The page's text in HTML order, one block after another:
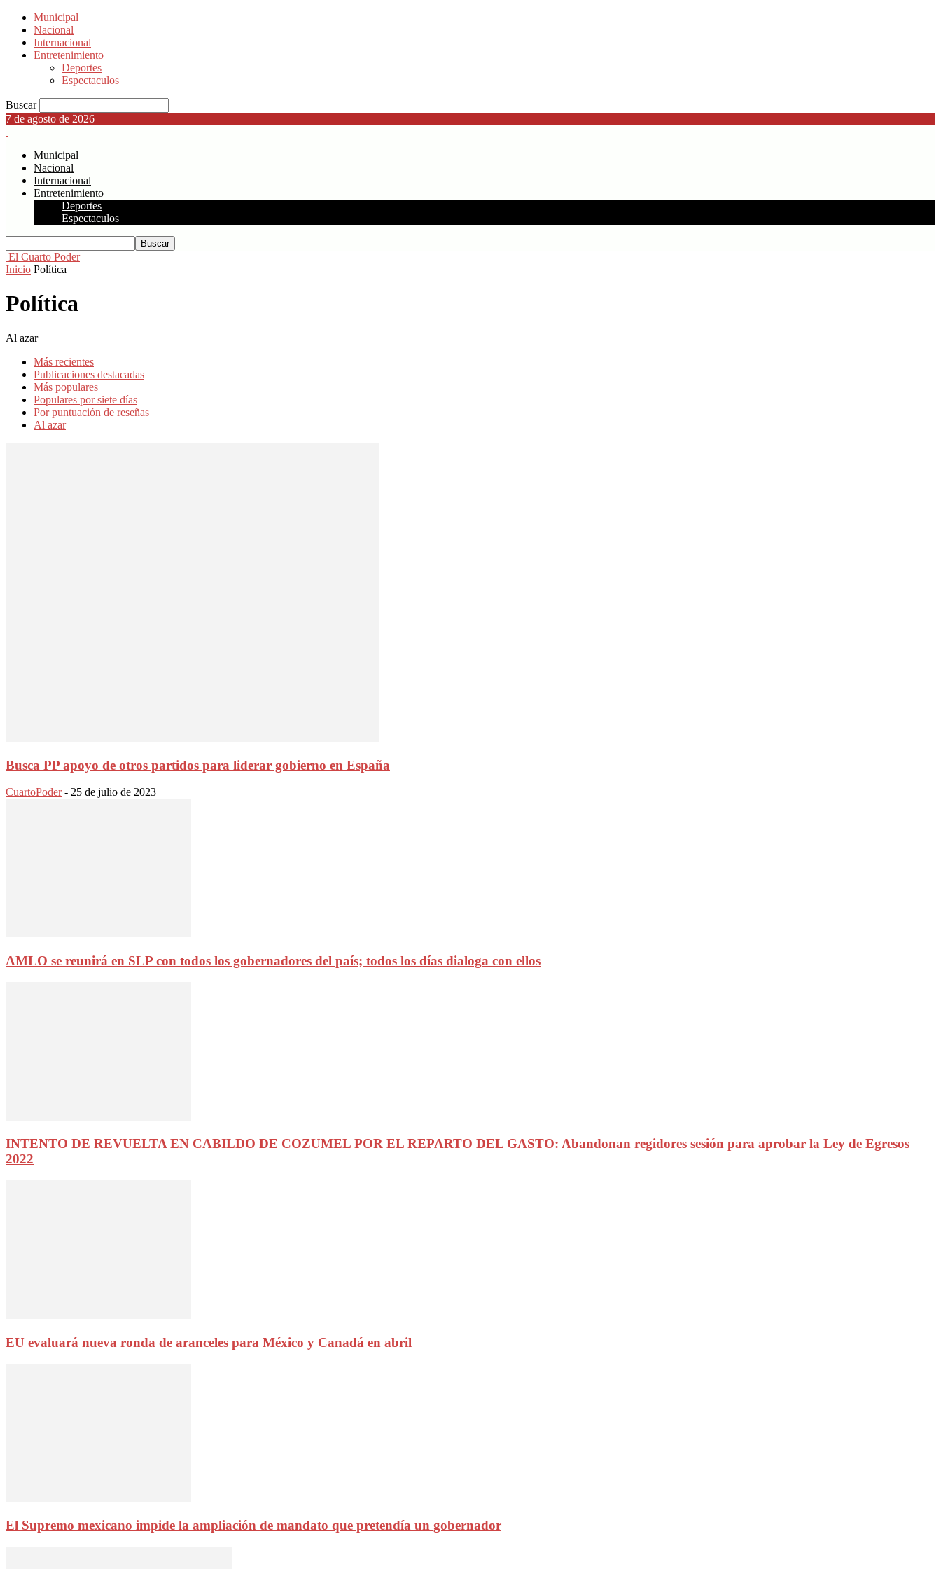
Municipal
Nacional
Internacional
Entretenimiento
Deportes
Espectaculos
Buscar
7 de agosto de 2026
Municipal
Nacional
Internacional
Entretenimiento
Deportes
Espectaculos
El Cuarto Poder
Inicio Política
Política
Al azar
Más recientes
Publicaciones destacadas
Más populares
Populares por siete días
Por puntuación de reseñas
Al azar
Busca PP apoyo de otros partidos para liderar gobierno en España
CuartoPoder - 25 de julio de 2023
AMLO se reunirá en SLP con todos los gobernadores del país; todos los días dialoga con ellos
INTENTO DE REVUELTA EN CABILDO DE COZUMEL POR EL REPARTO DEL GASTO: Abandonan regidores sesión para aprobar la Ley de Egresos
2022
EU evaluará nueva ronda de aranceles para México y Canadá en abril
El Supremo mexicano impide la ampliación de mandato que pretendía un gobernador